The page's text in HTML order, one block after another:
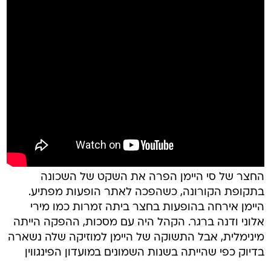
החצר של סי היימן הפרה את השקט של השכונה
בתקופת הקורונה, כשהפכה לאתר הופעות מפתיע.
היימן אירחה בהופעות בחצר ביתה זמרות כמו מירי
אלוני ודנה ברגר. הקהל היה עם מסכות, ההפקה הייתה
מינימלית, אבל התשוקה של היימן למוזיקה שלה נשארה
בדיוק כפי שהייתה בשנות השמונים במועדון הפינגווין